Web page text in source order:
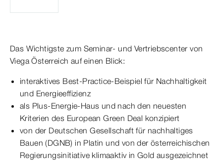
Das Wichtigste zum Seminar- und Vertriebscenter von
Viega Österreich auf einen Blick:
interaktives Best-Practice-Beispiel für Nachhaltigkeit
und Energieeffizienz
als Plus-Energie-Haus und nach den neuesten
Kriterien des European Green Deal konzipiert
von der Deutschen Gesellschaft für nachhaltiges
Bauen (DGNB) in Platin und von der österreichischen
Regierungsinitiative klimaaktiv in Gold ausgezeichnet